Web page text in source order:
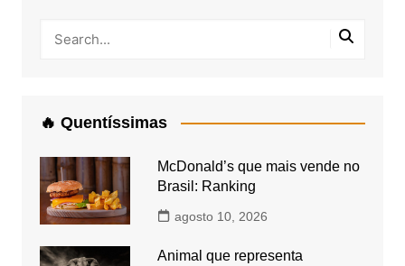
🔥 Quentíssimas
McDonald’s que mais vende no
Brasil: Ranking
agosto 10, 2026
Animal que representa